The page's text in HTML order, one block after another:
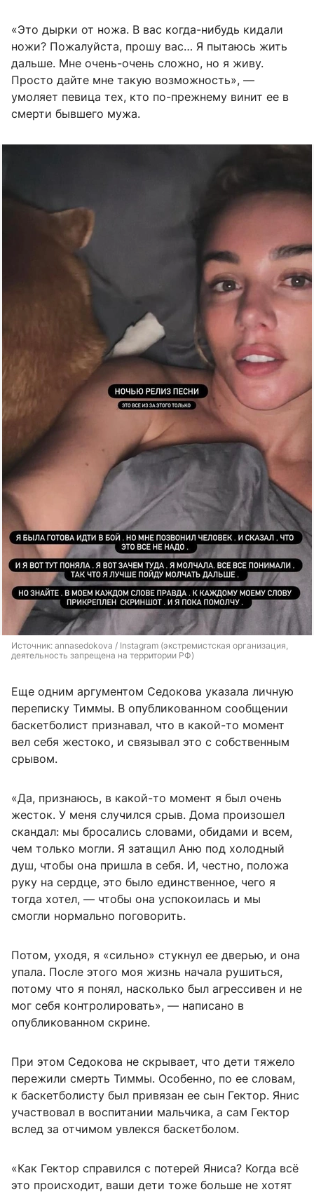
«Это дырки от ножа. В вас когда-нибудь кидали
ножи? Пожалуйста, прошу вас… Я пытаюсь жить
дальше. Мне очень-очень сложно, но я живу.
Просто дайте мне такую возможность», —
умоляет певица тех, кто по-прежнему винит ее в
смерти бывшего мужа.
Источник: annasedokova / Instagram (экстремистская организация,
деятельность запрещена на территории РФ)
Еще одним аргументом Седокова указала личную
переписку Тиммы. В опубликованном сообщении
баскетболист признавал, что в какой-то момент
вел себя жестоко, и связывал это с собственным
срывом.
«Да, признаюсь, в какой-то момент я был очень
жесток. У меня случился срыв. Дома произошел
скандал: мы бросались словами, обидами и всем,
чем только могли. Я затащил Аню под холодный
душ, чтобы она пришла в себя. И, честно, положа
руку на сердце, это было единственное, чего я
тогда хотел, — чтобы она успокоилась и мы
смогли нормально поговорить.
Потом, уходя, я «сильно» стукнул ее дверью, и она
упала. После этого моя жизнь начала рушиться,
потому что я понял, насколько был агрессивен и не
мог себя контролировать», — написано в
опубликованном скрине.
При этом Седокова не скрывает, что дети тяжело
пережили смерть Тиммы. Особенно, по ее словам,
к баскетболисту был привязан ее сын Гектор. Янис
участвовал в воспитании мальчика, а сам Гектор
вслед за отчимом увлекся баскетболом.
«Как Гектор справился с потерей Яниса? Когда всё
это происходит, ваши дети тоже больше не хотят